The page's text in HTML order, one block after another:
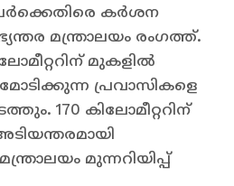
കർശന
മന്ത്രാലയം രംഗത്ത്.
മുകളിൽ
പ്രവാസികളെ
170 കിലോമീറ്ററിന്
മുന്നറിയിപ്പ്